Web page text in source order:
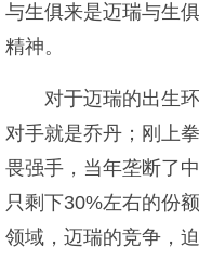
与生俱来是迈瑞与生
精神。
对于迈瑞的出生
对手就是乔丹；刚上
畏强手，当年垄断了
只剩下30%左右的份
领域，迈瑞的竞争，